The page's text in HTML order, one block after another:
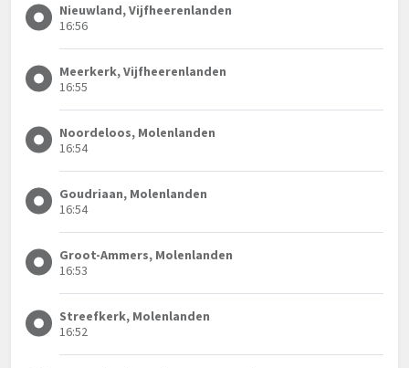
Nieuwland, Vijfheerenlanden
16:56
Meerkerk, Vijfheerenlanden
16:55
Noordeloos, Molenlanden
16:54
Goudriaan, Molenlanden
16:54
Groot-Ammers, Molenlanden
16:53
Streefkerk, Molenlanden
16:52